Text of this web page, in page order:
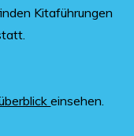
Kitaführungen
einsehen.